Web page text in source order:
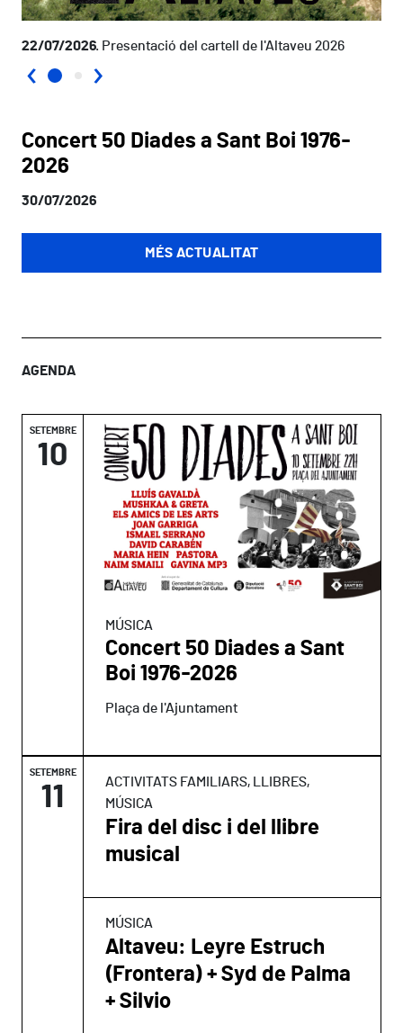
22/07/2026 Presentació del cartell de l'Altaveu 2026
‹ ›
Concert 50 Diades a Sant Boi 1976-
2026
30/07/2026
MÉS ACTUALITAT
AGENDA
SETEMBRE
10
MÚSICA
Concert 50 Diades a Sant
Boi 1976-2026
Plaça de l'Ajuntament
SETEMBRE
11
ACTIVITATS FAMILIARS, LLIBRES,
MÚSICA
Fira del disc i del llibre
musical
MÚSICA
Altaveu: Leyre Estruch
(Frontera) + Syd de Palma
+ Silvio